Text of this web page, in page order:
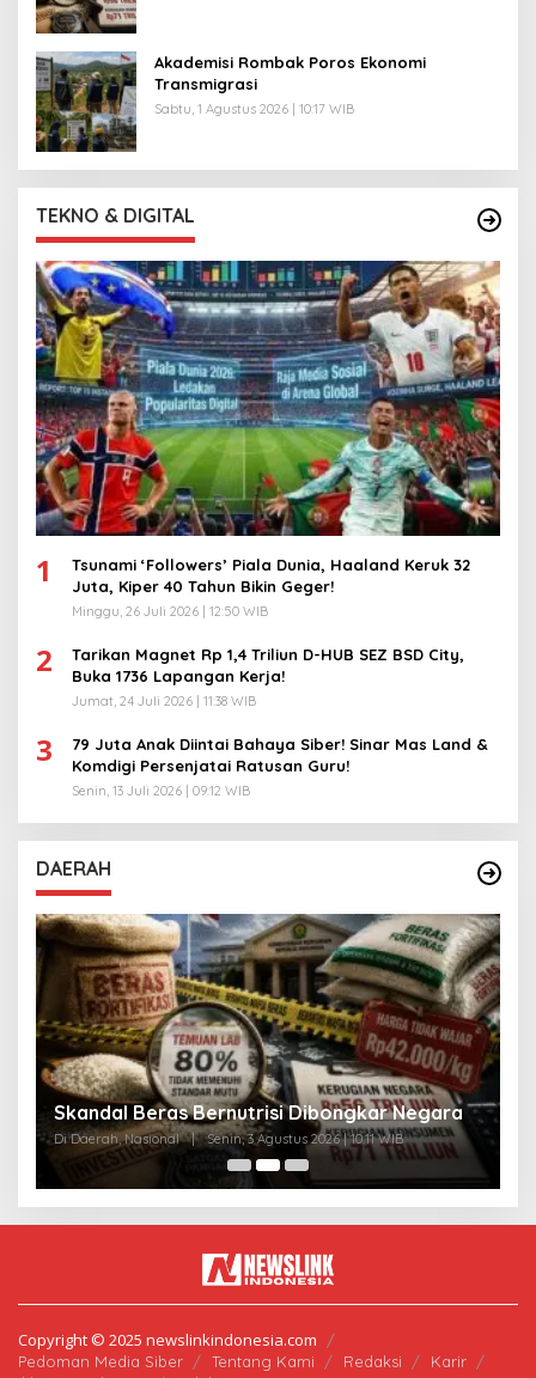
Akademisi Rombak Poros Ekonomi
Transmigrasi
Sabtu, 1 Agustus 2026 | 10:17 WIB
TEKNO & DIGITAL
1
Tsunami ‘Followers’ Piala Dunia, Haaland Keruk 32
Juta, Kiper 40 Tahun Bikin Geger!
Minggu, 26 Juli 2026 | 12:50 WIB
2
Tarikan Magnet Rp 1,4 Triliun D-HUB SEZ BSD City,
Buka 1736 Lapangan Kerja!
Jumat, 24 Juli 2026 | 11:38 WIB
3
79 Juta Anak Diintai Bahaya Siber! Sinar Mas Land &
Komdigi Persenjatai Ratusan Guru!
Senin, 13 Juli 2026 | 09:12 WIB
DAERAH
Skandal Beras Bernutrisi Dibongkar Negara
Di Daerah, Nasional | Senin, 3 Agustus 2026 | 10:11 WIB
Copyright © 2025 newslinkindonesia.com
Pedoman Media Siber Tentang Kami Redaksi
Karir